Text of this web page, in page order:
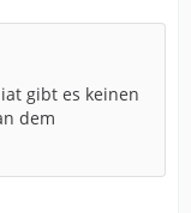
gibt es keinen
dem